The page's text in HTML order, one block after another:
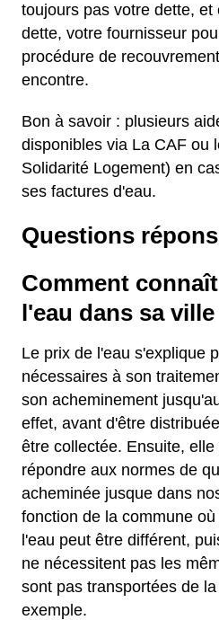
toujours pas votre dette,
dette, votre fournisseur
procédure de
encontre.
Bon à savoir : plusieurs
disponibles via La CAF ou
Solidarité Logement) en
ses factures d'eau.
Questions
Comment
l'eau dans sa
Le prix de l'eau s'explique
nécessaires à son
son acheminement
effet, avant d'être
être collectée. Ensuite,
répondre aux normes de
acheminée jusque dans
fonction de la commune
l'eau peut être différent,
ne nécessitent pas les
sont pas transportées de
exemple.